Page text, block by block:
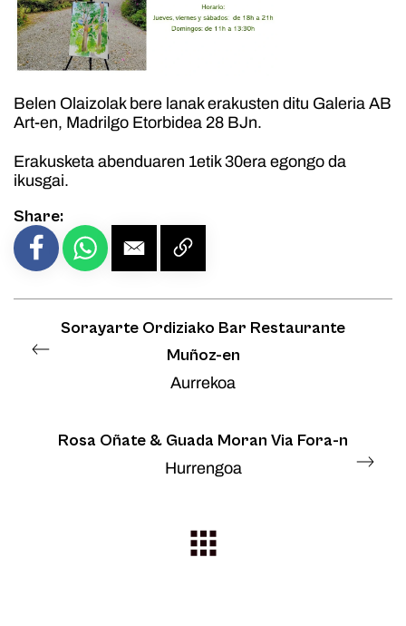
Belen Olaizolak bere lanak erakusten ditu Galeria AB
Art-en, Madrilgo Etorbidea 28 BJn.
Erakusketa abenduaren 1etik 30era egongo da
ikusgai.
Share:
Sorayarte Ordiziako Bar Restaurante
Muñoz-en
Aurrekoa
Rosa Oñate & Guada Moran Via Fora-n
Hurrengoa